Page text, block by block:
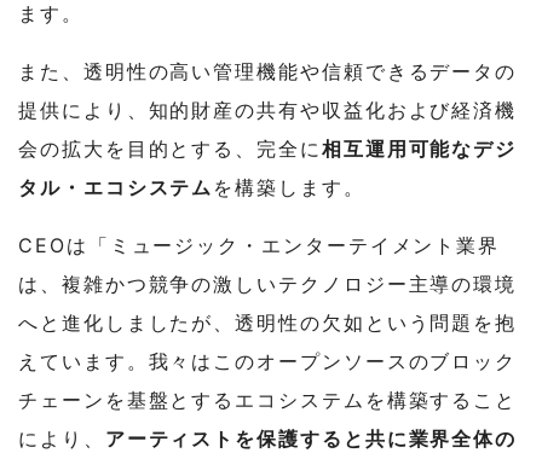
ます。
また、透明性の高い管理機能や信頼できるデータの
提供により、知的財産の共有や収益化および経済機
会の拡大を目的とする、完全に相互運用可能なデジ
タル・エコシステム を構築します。
CEOは「ミュージック・エンターテイメント業界
は、複雑かつ競争の激しいテクノロジー主導の環境
へと進化しましたが、透明性の欠如という問題を抱
えています。我々はこのオープンソースのブロック
チェーンを基盤とするエコシステムを構築すること
により、 アーティストを保護すると共に業界全体の